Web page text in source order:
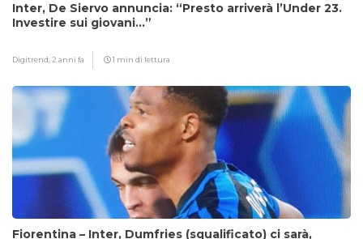
Inter, De Siervo annuncia: “Presto arriverà l’Under 23.
Investire sui giovani…”
Digitrend, 2 anni fa 1 min di lettura
Fiorentina – Inter, Dumfries (squalificato) ci sarà,